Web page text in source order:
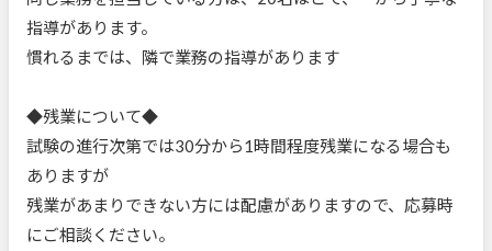
指導があります。
慣れるまでは、隣で業務の指導があります
◆残業について◆
試験の進行次第では30分から1時間程度残業になる場合も
ありますが
残業があまりできない方には配慮がありますので、応募時
にご相談ください。